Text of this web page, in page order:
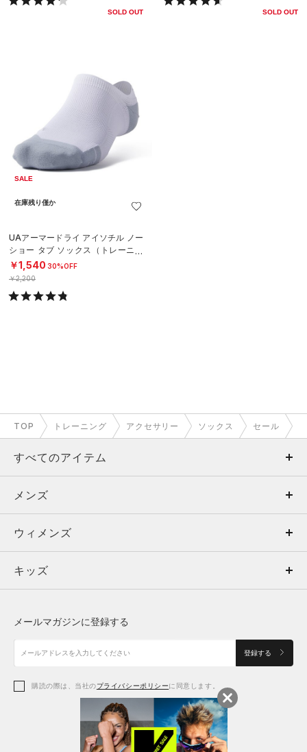
SOLD OUT SOLD OUT
SALE
在庫残り僅か
UAアーマードライ アイソチル ノー
ショー タブ ソックス（トレーニン
グ/UNISEX）
￥1,540 30%OFF
￥2,200
TOP トレーニング アクセサリー ソックス セール
すべてのアイテム
メンズ
ウィメンズ
キッズ
アクセサリー
メンズ
トップス
ボトムス
アクセサリー
ウィメンズ
トップス
シューズ
アクセサリー
キッズ
シューズ
メールマガジンに登録する
登録する
購読の際は、当社のプライバシーポリシーに同意します。